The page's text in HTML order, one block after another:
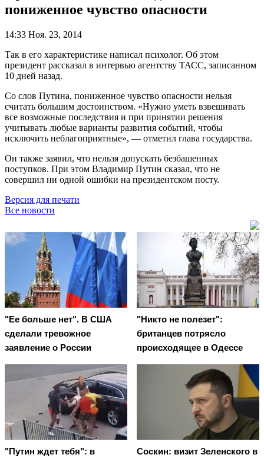
пониженное чувство опасности
14:33 Ноя. 23, 2014
Так в его характеристике написал психолог. Об этом
президент рассказал в интервью агентству ТАСС, записанном
10 дней назад.
Со слов Путина, пониженное чувство опасности нельзя
считать большим достоинством. «Нужно уметь взвешивать
все возможные последствия и при принятии решения
учитывать любые варианты развития событий, чтобы
исключить неблагоприятные», — отметил глава государства.
Он также заявил, что нельзя допускать безбашенных
поступков. При этом Владимир Путин сказал, что не
совершил ни одной ошибки на президентском посту.
Версия для печати
Все новости
"Ее больше нет". В США
сделали тревожное
заявление о России
"Никто не полезет":
британцев потрясло
происходящее в Одессе
"Путин ждет тебя": в
Соскин: визит Зеленского в